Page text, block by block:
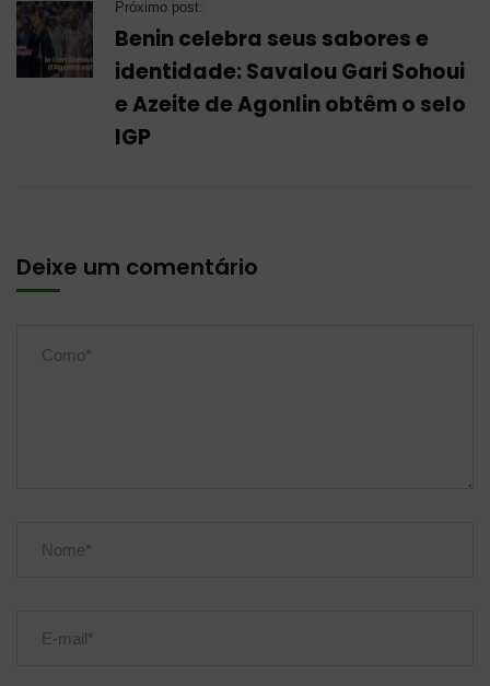
Próximo post:
Benin celebra seus sabores e
identidade: Savalou Gari Sohoui
e Azeite de Agonlin obtêm o selo
IGP
Deixe um comentário